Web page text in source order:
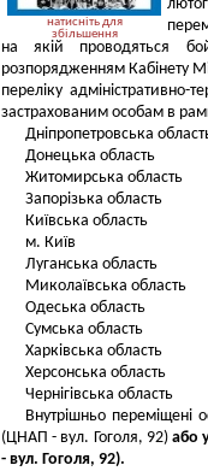
натисніть для
збільшення
на якій проводяться
розпорядженням Кабінету
переліку адміністративно-
застрахованим особам в
Дніпропетровська
Донецька область
Житомирська область
Запорізька область
Київська область
м. Київ
Луганська область
Миколаївська область
Одеська область
Сумська область
Харківська область
Херсонська область
Чернігівська область
Внутрішньо переміщені
(ЦНАП - вул. Гоголя, 92) або
- вул. Гоголя, 92).